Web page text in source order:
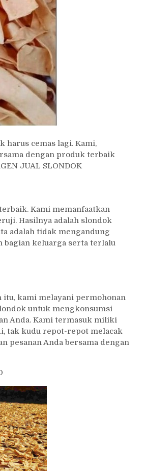
harus cemas lagi. Kami,
dengan produk terbaik
JUAL SLONDOK
Kami memanfaatkan
Hasilnya adalah slondok
adalah tidak mengandung
bagian keluarga serta terlalu
kami melayani permohonan
untuk mengkonsumsi
Anda. Kami termasuk miliki
tak kudu repot-repot melacak
pesanan Anda bersama dengan